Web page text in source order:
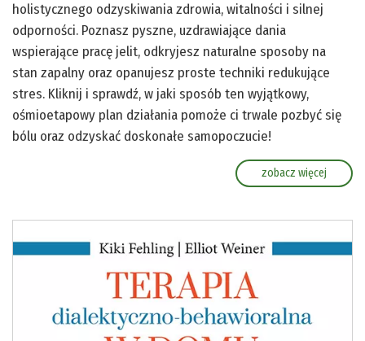
holistycznego odzyskiwania zdrowia, witalności i silnej
odporności. Poznasz pyszne, uzdrawiające dania
wspierające pracę jelit, odkryjesz naturalne sposoby na
stan zapalny oraz opanujesz proste techniki redukujące
stres. Kliknij i sprawdź, w jaki sposób ten wyjątkowy,
ośmioetapowy plan działania pomoże ci trwale pozbyć się
bólu oraz odzyskać doskonałe samopoczucie!
zobacz więcej